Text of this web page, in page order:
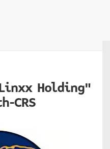
Holding"
CRS